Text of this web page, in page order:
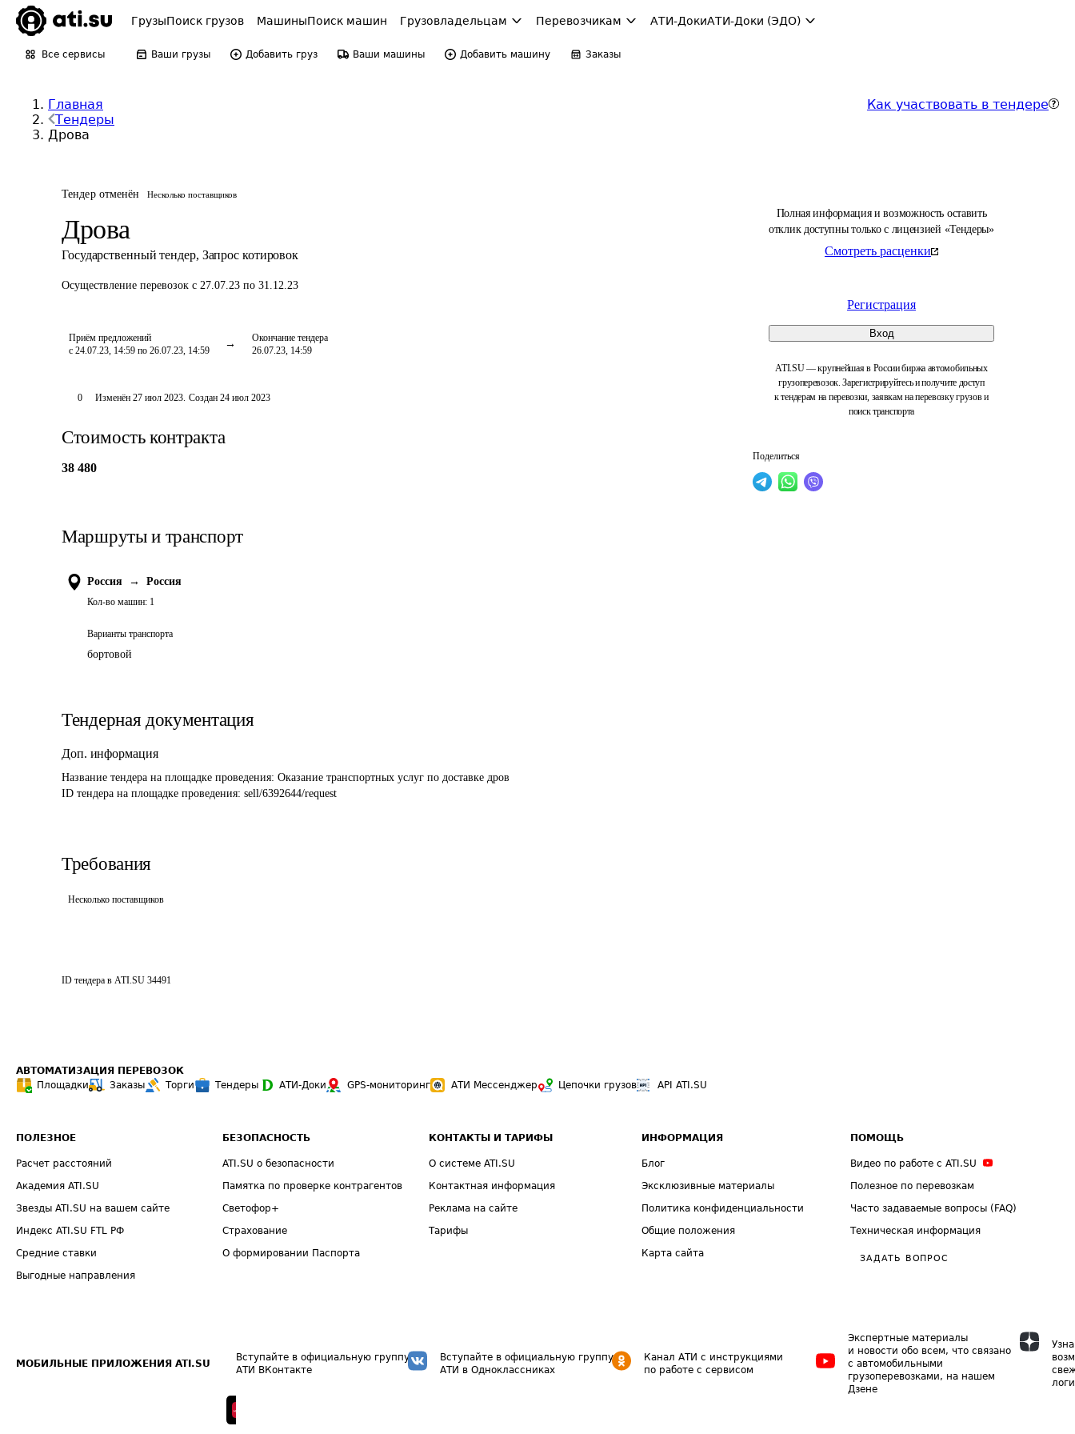
ГрузыПоиск грузов МашиныПоиск машин Грузовладельцам Перевозчикам АТИ-ДокиАТИ-Доки (ЭДО)
Все сервисы Ваши грузы Добавить груз Ваши машины Добавить машину Заказы
Главная
Тендеры
Дрова
Как участвовать в тендере
Тендер отменён Несколько поставщиков
Дрова
Государственный тендер, Запрос котировок
Осуществление перевозок с 27.07.23 по 31.12.23
Приём предложений
с 24.07.23, 14:59 по 26.07.23, 14:59
Окончание тендера
26.07.23, 14:59
Полная информация и возможность оставить
отклик доступны только с лицензией «Тендеры»
Смотреть расценки
Регистрация
Вход
ATI.SU — крупнейшая в России биржа автомобильных
грузоперевозок. Зарегистрируйтесь и получите доступ
к тендерам на перевозки, заявкам на перевозку грузов и
поиск транспорта
Поделиться
0 Изменён 27 июл 2023. Создан 24 июл 2023
Стоимость контракта
38 480
Маршруты и транспорт
Россия → Россия
Кол-во машин: 1
Варианты транспорта
бортовой
Тендерная документация
Доп. информация
Название тендера на площадке проведения: Оказание транспортных услуг по доставке дров
ID тендера на площадке проведения: sell/6392644/request
Требования
Несколько поставщиков
ID тендера в ATI.SU 34491
АВТОМАТИЗАЦИЯ ПЕРЕВОЗОК
Площадки
Заказы Торги Тендеры АТИ-Доки GPS-мониторинг АТИ Мессенджер Цепочки грузов API ATI.SU
ПОЛЕЗНОЕ
Расчет расстояний
Академия ATI.SU
Звезды ATI.SU на вашем сайте
Индекс ATI.SU FTL РФ
Средние ставки
Выгодные направления
БЕЗОПАСНОСТЬ
ATI.SU о безопасности
Памятка по проверке контрагентов
Светофор+
Страхование
О формировании Паспорта
КОНТАКТЫ И ТАРИФЫ
О системе ATI.SU
Контактная информация
Реклама на сайте
Тарифы
ИНФОРМАЦИЯ
Блог
Эксклюзивные материалы
Политика конфиденциальности
Общие положения
Карта сайта
ПОМОЩЬ
Видео по работе с ATI.SU
Полезное по перевозкам
Часто задаваемые вопросы (FAQ)
Техническая информация
ЗАДАТЬ ВОПРОС
МОБИЛЬНЫЕ ПРИЛОЖЕНИЯ ATI.SU
Вступайте в официальную группу
АТИ ВКонтакте
Вступайте в официальную группу
АТИ в Одноклассниках
Канал АТИ с инструкциями
по работе с сервисом
Экспертные материалы
и новости обо всем, что связано
с автомобильными
грузоперевозками, на нашем
Дзене